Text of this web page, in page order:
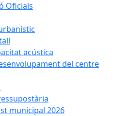
Oficials
acústica
del centre
municipal 2026